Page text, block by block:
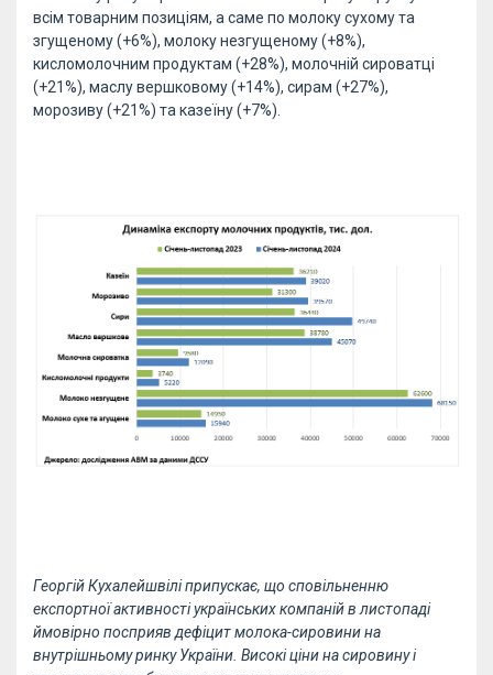
всім товарним позиціям, а саме по молоку сухому та
згущеному (+6%), молоку незгущеному (+8%),
кисломолочним продуктам (+28%), молочній сироватці
(+21%), маслу вершковому (+14%), сирам (+27%),
морозиву (+21%) та казеїну (+7%).
Георгій Кухалейшвілі припускає, що сповільненню
експортної активності українських компаній в листопаді
ймовірно посприяв дефіцит молока-сировини на
внутрішньому ринку України. Високі ціни на сировину і